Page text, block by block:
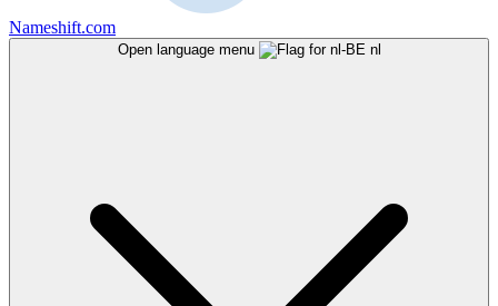
Nameshift.com
Open language menu nl